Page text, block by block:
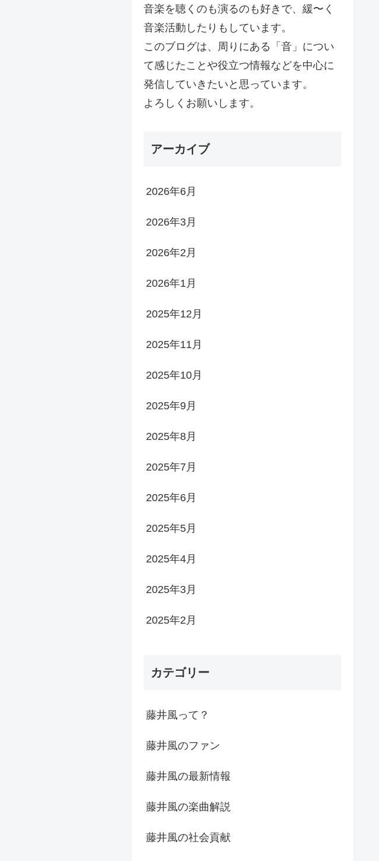
音楽を聴くのも演るのも好きで、緩〜く
音楽活動したりもしています。
このブログは、周りにある「音」につい
て感じたことや役立つ情報などを中心に
発信していきたいと思っています。
よろしくお願いします。
アーカイブ
2026年6月
2026年3月
2026年2月
2026年1月
2025年12月
2025年11月
2025年10月
2025年9月
2025年8月
2025年7月
2025年6月
2025年5月
2025年4月
2025年3月
2025年2月
カテゴリー
藤井風って？
藤井風のファン
藤井風の最新情報
藤井風の楽曲解説
藤井風の社会貢献